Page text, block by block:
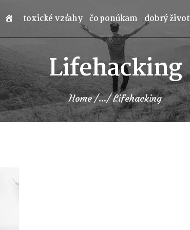
toxické vzťahy čo ponúkam dobrý život
Lifehacking
Home ... Lifehacking